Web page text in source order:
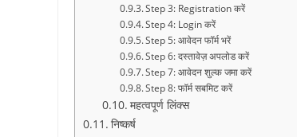
Step 3: Registration करें
Step 4: Login करें
Step 5: आवेदन फॉर्म भरें
Step 6: दस्तावेज़ अपलोड करें
Step 7: आवेदन शुल्क जमा करें
Step 8: फॉर्म सबमिट करें
महत्वपूर्ण लिंक्स
निष्कर्ष